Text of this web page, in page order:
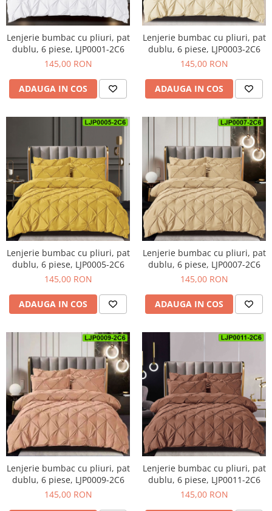
Cuverturi bumbac
Cuverturi catifea
Huse de protecție
Huse de protectie pat finet
Huse de protecție scaun
Prosoape
Prosoape de baie
Cântare electronice
Produse de cult religios
Lenjerie bumbac cu pliuri, pat
dublu, 6 piese, LJP0001-2C6
145,00 RON
ADAUGA IN COS
Lenjerie bumbac cu pliuri, pat
dublu, 6 piese, LJP0003-2C6
145,00 RON
ADAUGA IN COS
Lenjerie bumbac cu pliuri, pat
dublu, 6 piese, LJP0005-2C6
145,00 RON
ADAUGA IN COS
Lenjerie bumbac cu pliuri, pat
dublu, 6 piese, LJP0007-2C6
145,00 RON
ADAUGA IN COS
Lenjerie bumbac cu pliuri, pat
dublu, 6 piese, LJP0009-2C6
145,00 RON
Lenjerie bumbac cu pliuri, pat
dublu, 6 piese, LJP0011-2C6
145,00 RON